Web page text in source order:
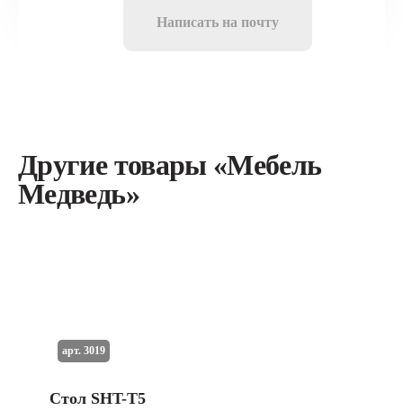
Написать на почту
Другие товары «Мебель
Медведь»
Стол SHT-T5
арт. 3019